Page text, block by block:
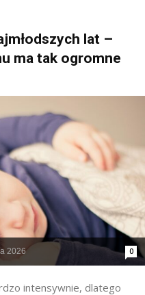
lat –
ma tak ogromne
2026 0
intensywnie, dlatego